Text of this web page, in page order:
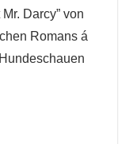
Darcy” von
Romans á